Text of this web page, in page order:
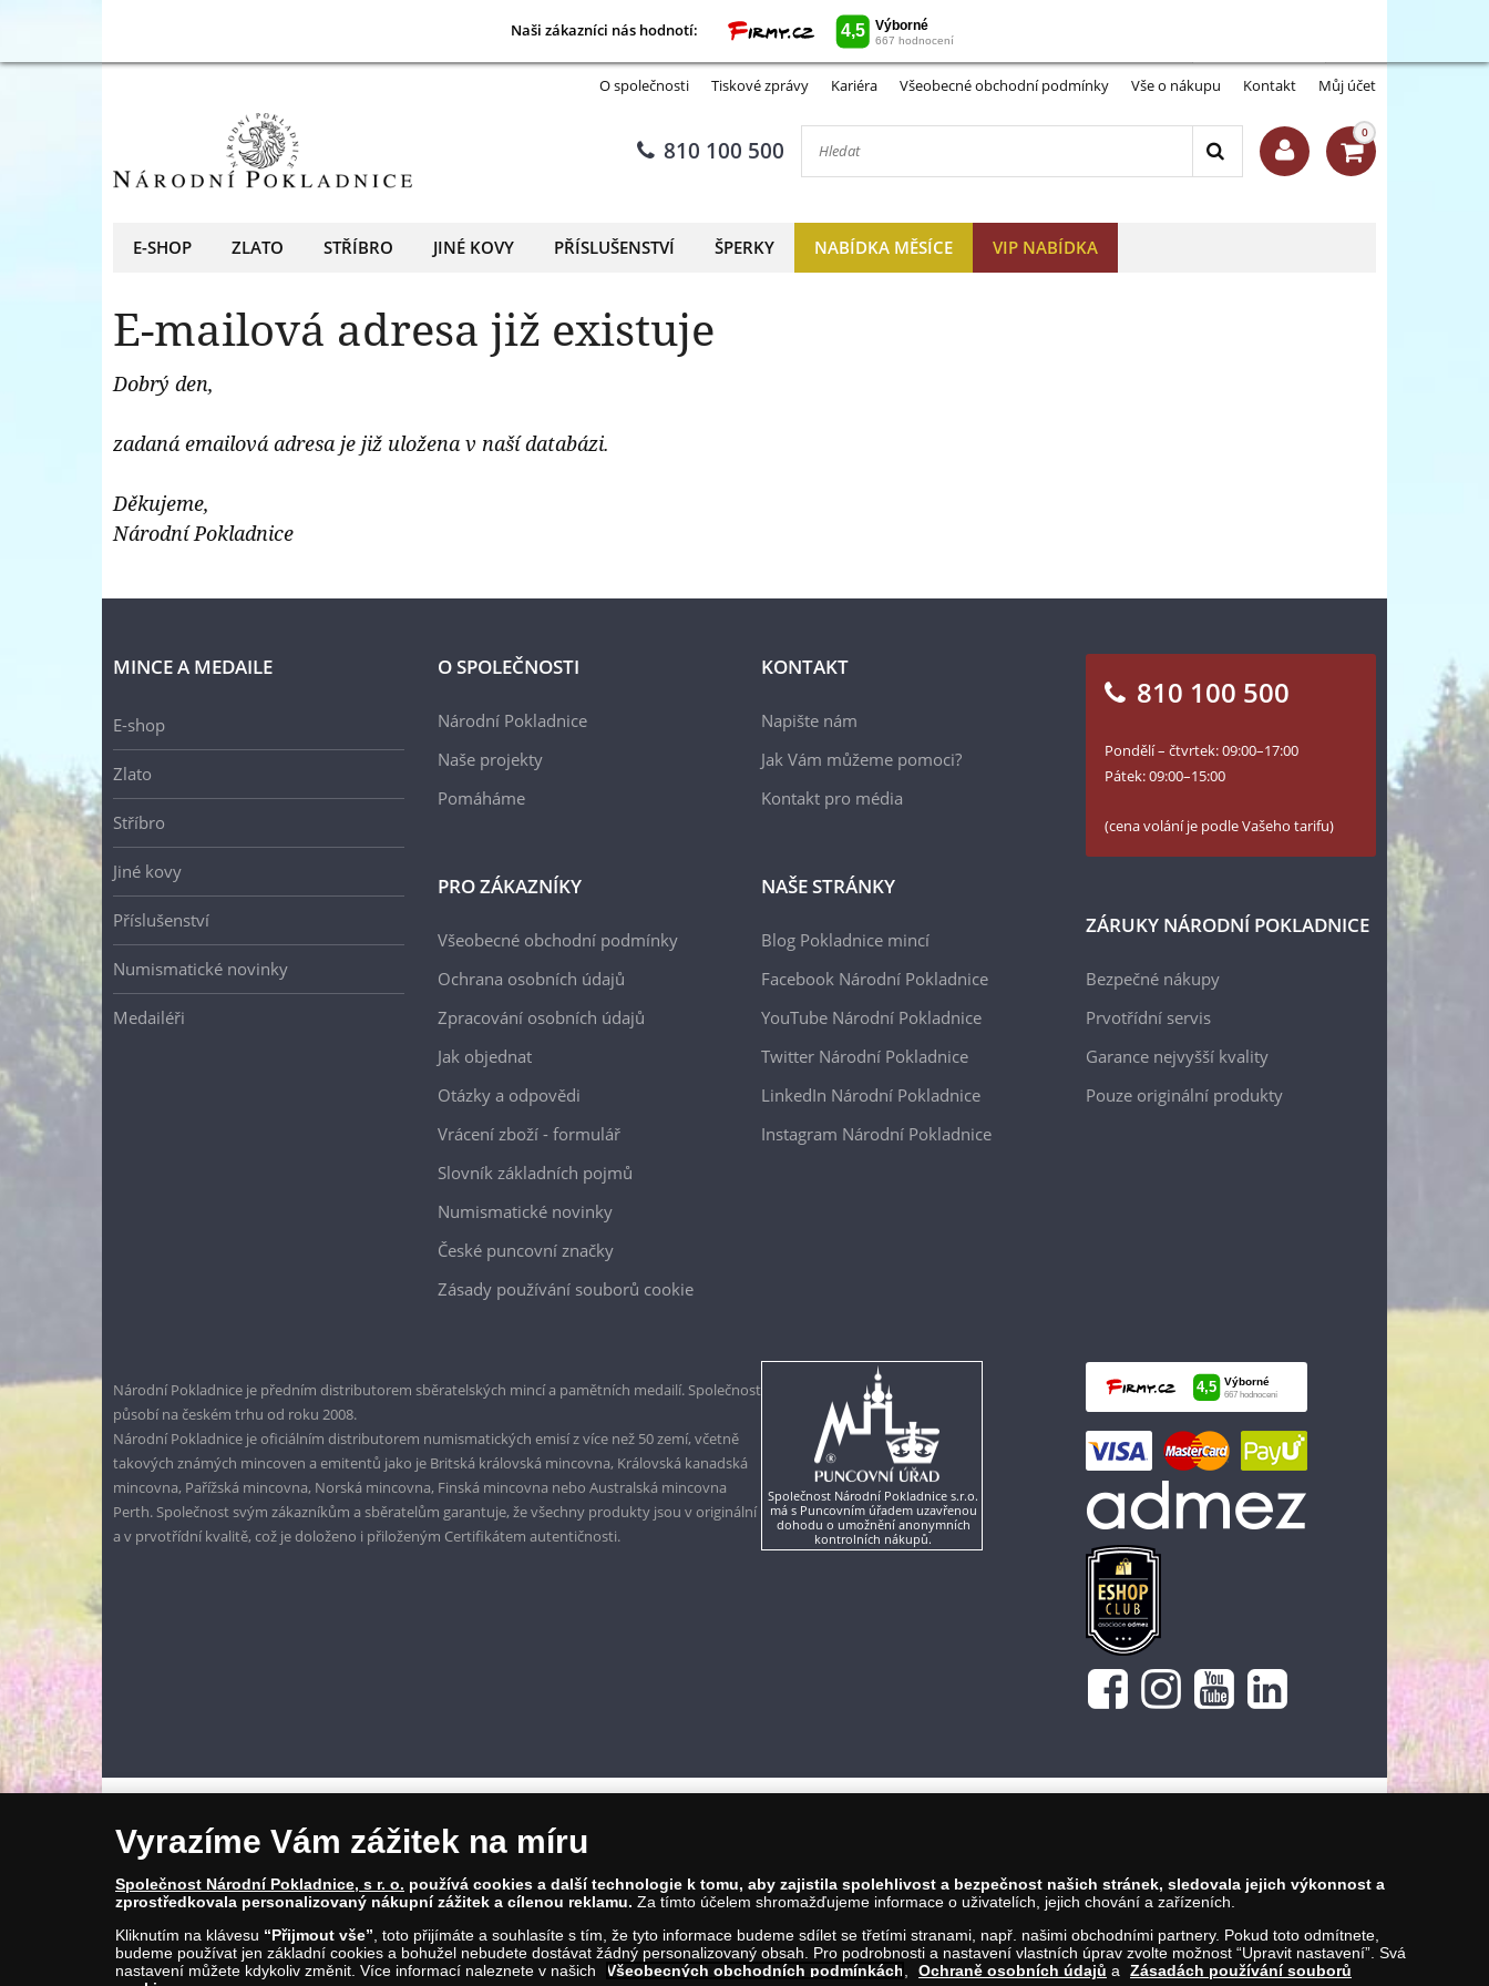
Naši zákazníci nás hodnotí:
Pokladnice
přední
evropský
mincí
a
O společnosti Tiskové zprávy Kariéra Všeobecné obchodní podmínky Vše o nákupu Kontakt Můj účet
810 100 500
0
E-SHOP ZLATO STŘÍBRO JINÉ KOVY PŘÍSLUŠENSTVÍ ŠPERKY NABÍDKA MĚSÍCE VIP NABÍDKA
E-mailová adresa již existuje
Dobrý den,
zadaná emailová adresa je již uložena v naší databázi.
Děkujeme,
Národní Pokladnice
MINCE A MEDAILE
E-shop
Zlato
Stříbro
Jiné kovy
Příslušenství
Numismatické novinky
Medailéři
O SPOLEČNOSTI
Národní Pokladnice
Naše projekty
Pomáháme
PRO ZÁKAZNÍKY
Všeobecné obchodní podmínky
Ochrana osobních údajů
Zpracování osobních údajů
Jak objednat
Otázky a odpovědi
Vrácení zboží - formulář
Slovník základních pojmů
Numismatické novinky
České puncovní značky
Zásady používání souborů cookie
KONTAKT
Napište nám
Jak Vám můžeme pomoci?
Kontakt pro média
NAŠE STRÁNKY
Blog Pokladnice mincí
Facebook Národní Pokladnice
YouTube Národní Pokladnice
Twitter Národní Pokladnice
LinkedIn Národní Pokladnice
Instagram Národní Pokladnice
810 100 500
Pondělí – čtvrtek: 09:00–17:00
Pátek: 09:00–15:00
(cena volání je podle Vašeho tarifu)
ZÁRUKY NÁRODNÍ POKLADNICE
Bezpečné nákupy
Prvotřídní servis
Garance nejvyšší kvality
Pouze originální produkty
Národní Pokladnice je předním distributorem sběratelských mincí a pamětních medailí. Společnost
působí na českém trhu od roku 2008.
Národní Pokladnice je oficiálním distributorem numismatických emisí z více než 50 zemí, včetně
takových známých mincoven a emitentů jako je Britská královská mincovna, Královská kanadská
mincovna, Pařížská mincovna, Norská mincovna, Finská mincovna nebo Australská mincovna
Perth. Společnost svým zákazníkům a sběratelům garantuje, že všechny produkty jsou v originální
a v prvotřídní kvalitě, což je doloženo i přiloženým Certifikátem autentičnosti.
Společnost Národní Pokladnice s.r.o.
má s Puncovním úřadem uzavřenou
dohodu o umožnění anonymních
kontrolních nákupů.
© Copyright 2026 - Národní Pokladnice, s. r. o.; Karolinská 661/4, 186 00 Praha 8; Tel.: 810 100 500
Naši zákazníci nás hodnotí:
Pokladnice
evropský
medailí
Vyrazíme Vám zážitek na míru
Společnost Národní Pokladnice, s r. o. používá cookies a další technologie k tomu, aby zajistila spolehlivost a bezpečnost našich stránek, sledovala jejich výkonnost a
zprostředkovala personalizovaný nákupní zážitek a cílenou reklamu. Za tímto účelem shromažďujeme informace o uživatelích, jejich chování a zařízeních.
Kliknutím na klávesu “Přijmout vše” , toto přijímáte a souhlasíte s tím, že tyto informace budeme sdílet se třetími stranami, např. našimi obchodními partnery. Pokud toto odmítnete,
budeme používat jen základní cookies a bohužel nebudete dostávat žádný personalizovaný obsah. Pro podrobnosti a nastavení vlastních úprav zvolte možnost “Upravit nastavení”. Svá
nastavení můžete kdykoliv změnit. Více informací naleznete v našich
Všeobecných obchodních podmínkách Ochraně osobních údajů a
Zásadách používání souborů